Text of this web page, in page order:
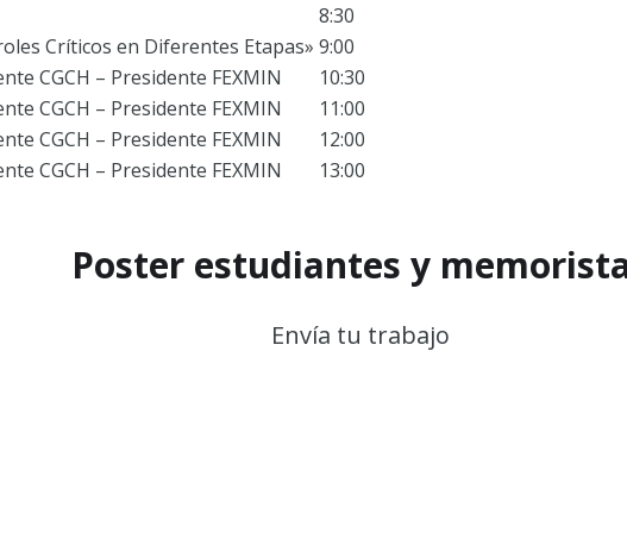
8:30
Críticos en Diferentes Etapas» 9:00
CGCH – Presidente FEXMIN
10:30
CGCH – Presidente FEXMIN
11:00
CGCH – Presidente FEXMIN
12:00
CGCH – Presidente FEXMIN
13:00
Poster estudiantes y
Envía tu trabajo